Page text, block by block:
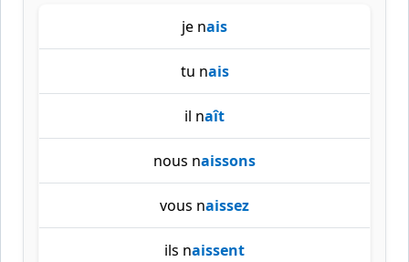
je nais
tu nais
il naît
nous naissons
vous naissez
ils naissent